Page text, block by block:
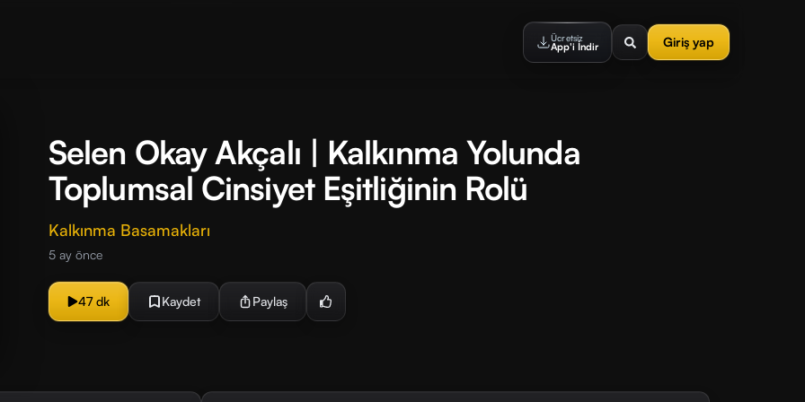
Ücretsiz
App'i İndir Giriş yap
Selen Okay Akçalı | Kalkınma Yolunda
Toplumsal Cinsiyet Eşitliğinin Rolü
Kalkınma Basamakları
5 ay önce
47 dk Kaydet Paylaş